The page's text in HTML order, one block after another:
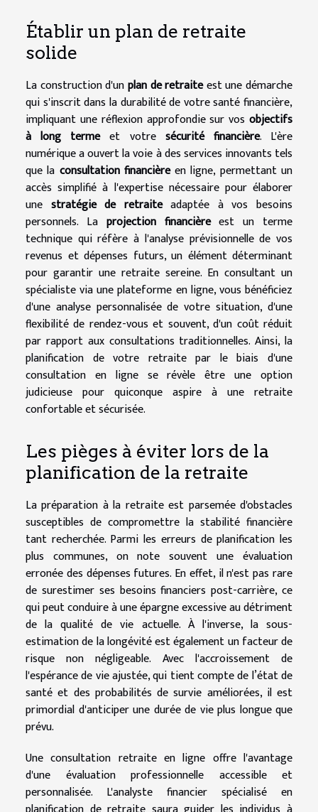
Établir un plan de retraite
solide
La construction d'unplan de retraiteest une démarche
qui s'inscrit dans la durabilité de votre santé financière,
impliquant une réflexion approfondie sur vos objectifs
à long termeet votre sécurité financière. L'ère
numérique a ouvert la voie à des services innovants tels
que la consultation financièreen ligne, permettant un
accès simplifié à l'expertise nécessaire pour élaborer
une stratégie de retraiteadaptée à vos besoins
personnels. La projection financièreest un terme
technique qui réfère à l'analyse prévisionnelle de vos
revenus et dépenses futurs, un élément déterminant
pour garantir une retraite sereine. En consultant un
spécialiste via une plateforme en ligne, vous bénéficiez
d'une analyse personnalisée de votre situation, d'une
flexibilité de rendez-vous et souvent, d'un coût réduit
par rapport aux consultations traditionnelles. Ainsi, la
planification de votre retraite par le biais d'une
consultation en ligne se révèle être une option
judicieuse pour quiconque aspire à une retraite
confortable et sécurisée.
Les pièges à éviter lors de la
planification de la retraite
La préparation à la retraite est parsemée d'obstacles
susceptibles de compromettre la stabilité financière
tant recherchée. Parmi les erreurs de planification les
plus communes, on note souvent une évaluation
erronée des dépenses futures. En effet, il n'est pas rare
de surestimer ses besoins financiers post-carrière, ce
qui peut conduire à une épargne excessive au détriment
de la qualité de vie actuelle. À l'inverse, la sous-
estimation de la longévité est également un facteur de
risque non négligeable. Avec l'accroissement de
l'espérance de vie ajustée, qui tient compte de l’état de
santé et des probabilités de survie améliorées, il est
primordial d'anticiper une durée de vie plus longue que
prévu.
Une consultation retraite en ligne offre l'avantage
d'une évaluation professionnelle accessible et
personnalisée. L'analyste financier spécialisé en